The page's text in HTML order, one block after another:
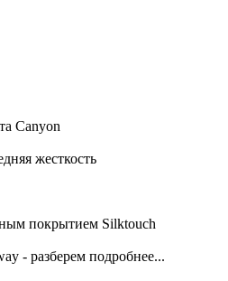
Canyon
жесткость
покрытием Silktouch
- разберем подробнее...